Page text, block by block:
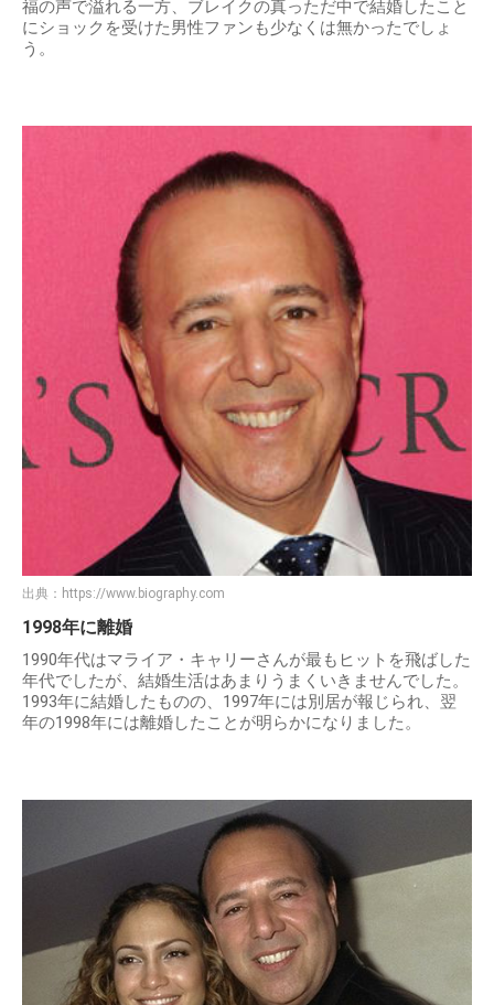
福の声で溢れる一方、ブレイクの真っただ中で結婚したこと
にショックを受けた男性ファンも少なくは無かったでしょ
う。
出典： https://www.biography.com
1998年に離婚
1990年代はマライア・キャリーさんが最もヒットを飛ばした
年代でしたが、結婚生活はあまりうまくいきませんでした。
1993年に結婚したものの、1997年には別居が報じられ、翌
年の1998年には離婚したことが明らかになりました。